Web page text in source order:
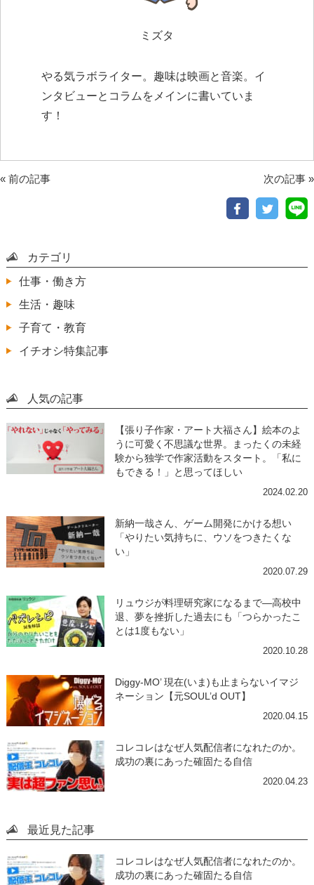
ミズタ
やる気ラボライター。趣味は映画と音楽。イ
ンタビューとコラムをメインに書いていま
す！
« 前の記事 次の記事 »
カテゴリ
仕事・働き方
生活・趣味
子育て・教育
イチオシ特集記事
人気の記事
【張り子作家・アート大福さん】絵本のよ
うに可愛く不思議な世界。まったくの未経
験から独学で作家活動をスタート。「私に
もできる！」と思ってほしい
2024.02.20
新納一哉さん、ゲーム開発にかける想い
「やりたい気持ちに、ウソをつきたくな
い」
2020.07.29
リュウジが料理研究家になるまで―高校中
退、夢を挫折した過去にも「つらかったこ
とは1度もない」
2020.10.28
Diggy-MO’ 現在(いま)も止まらないイマジ
ネーション【元SOUL’d OUT】
2020.04.15
コレコレはなぜ人気配信者になれたのか。
成功の裏にあった確固たる自信
2020.04.23
最近見た記事
コレコレはなぜ人気配信者になれたのか。
成功の裏にあった確固たる自信